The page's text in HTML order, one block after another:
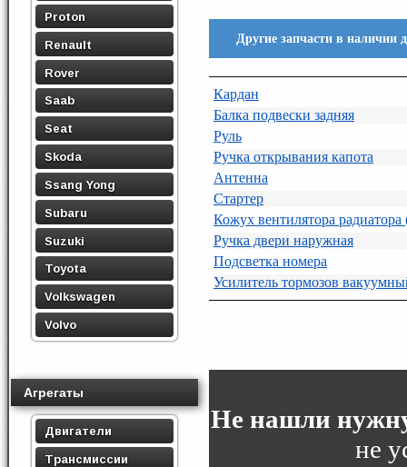
Proton
Renault
Rover
Saab
Seat
Skoda
Ssang Yong
Subaru
Suzuki
Toyota
Volkswagen
Volvo
Агрегаты
Двигатели
Трансмиссии
Другие запчасти в наличии
Кардан
Балка подвески задняя
Руль
Ручка открывания капота
Антенна
Стартер
Кожух вентилятора
Ручка двери наружная
Подсветка номера
Усилитель тормозов
Не нашли
не